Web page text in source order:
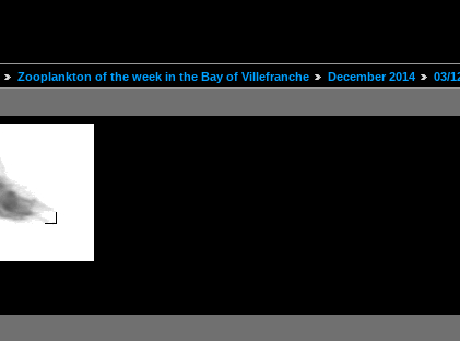
Zooplankton of the week in the Bay of Villefranche December 2014 03/